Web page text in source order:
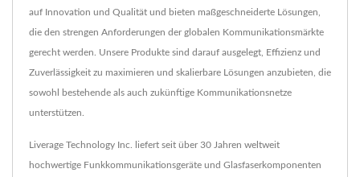
auf Innovation und Qualität und bieten maßgeschneiderte Lösungen,
die den strengen Anforderungen der globalen Kommunikationsmärkte
gerecht werden. Unsere Produkte sind darauf ausgelegt, Effizienz und
Zuverlässigkeit zu maximieren und skalierbare Lösungen anzubieten, die
sowohl bestehende als auch zukünftige Kommunikationsnetze
unterstützen.
Liverage Technology Inc. liefert seit über 30 Jahren weltweit
hochwertige Funkkommunikationsgeräte und Glasfaserkomponenten